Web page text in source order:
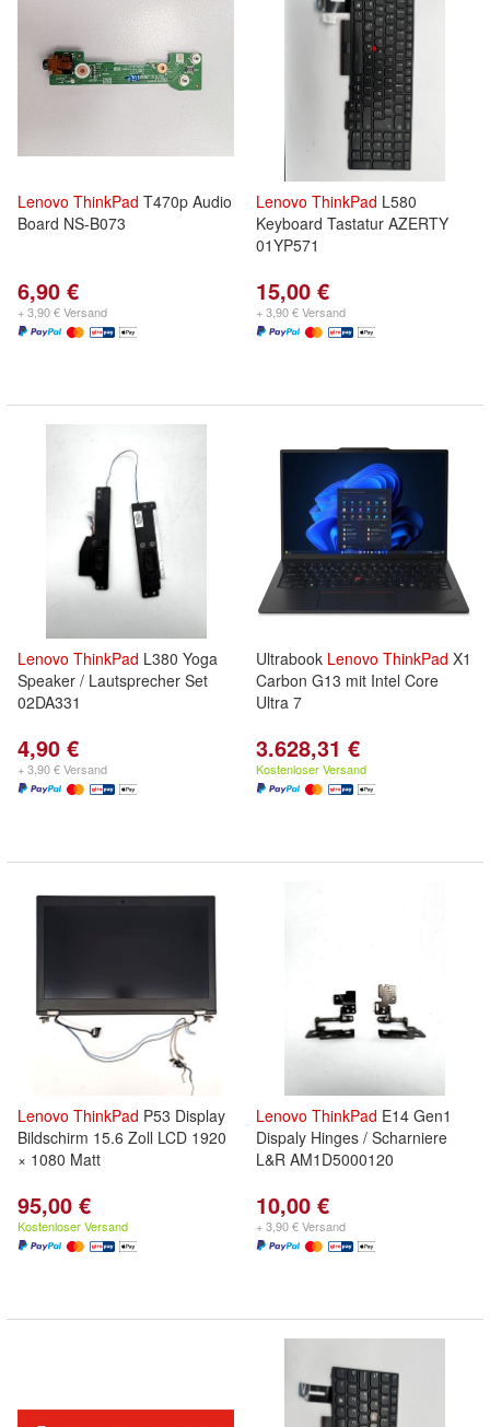
Lenovo ThinkPad T470p Audio
Board NS-B073
6,90 €
+ 3,90 € Versand
Lenovo ThinkPad L580
Keyboard Tastatur AZERTY
01YP571
15,00 €
+ 3,90 € Versand
Lenovo ThinkPad L380 Yoga
Speaker / Lautsprecher Set
02DA331
4,90 €
+ 3,90 € Versand
Ultrabook Lenovo ThinkPad X1
Carbon G13 mit Intel Core
Ultra 7
3.628,31 €
Kostenloser Versand
Lenovo ThinkPad P53 Display
Bildschirm 15.6 Zoll LCD 1920
× 1080 Matt
95,00 €
Kostenloser Versand
Lenovo ThinkPad E14 Gen1
Dispaly Hinges / Scharniere
L&R AM1D5000120
10,00 €
+ 3,90 € Versand